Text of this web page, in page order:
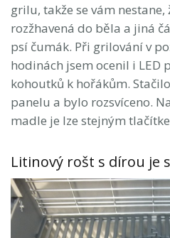
grilu, takže se vám
rozžhavená do běla a jiná
psí čumák. Při grilování v
hodinách jsem ocenil i LED
kohoutků k hořákům.
panelu a bylo rozsvíceno.
madle je lze stejným
Litinový rošt s dírou je